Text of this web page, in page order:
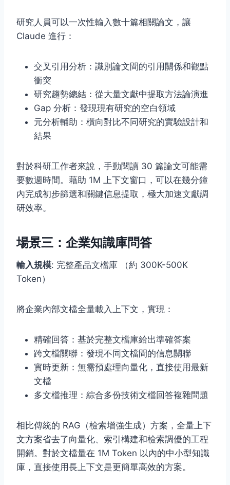
研究人員可以一次性輸入數十篇相關論文，讓
Claude 進行：
交叉引用分析：識別論文間的引用關係和觀點
衝突
研究趨勢總結：從大量文獻中提取方法論演進
Gap 分析：發現現有研究的空白領域
元分析輔助：橫向對比不同研究的實驗設計和
結果
對於科研工作者來說，手動閱讀 30 篇論文可能需
要數週時間。藉助 1M 上下文窗口，可以在幾分鐘
內完成初步篩選和關鍵信息提取，極大加速文獻調
研效率。
場景三：企業知識庫問答
輸入規模: 完整產品文檔庫 （約 300K-500K
Token）
將企業內部文檔全量載入上下文，實現：
精確回答：基於完整文檔庫給出準確答案
跨文檔關聯：發現不同文檔間的信息關聯
實時更新：無需預處理向量化，直接使用最新
文檔
多文檔推理：綜合多份技術文檔回答複雜問題
相比傳統的 RAG（檢索增強生成）方案，全量上下
文方案省去了向量化、索引構建和檢索調優的工程
開銷。對於文檔量在 1M Token 以內的中小型知識
庫，直接使用長上下文是更簡單高效的方案。